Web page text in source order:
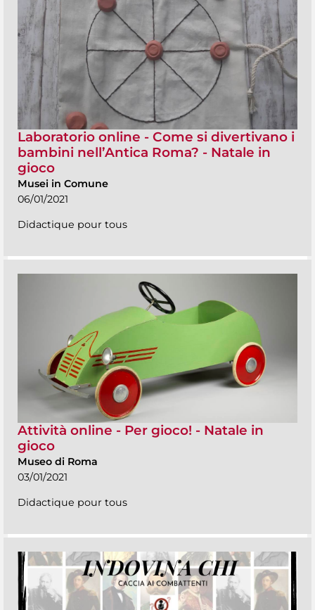
Laboratorio online - Come si divertivano i
bambini nell’Antica Roma? - Natale in
gioco
Musei in Comune
06/01/2021
Didactique pour tous
Attività online - Per gioco! - Natale in
gioco
Museo di Roma
03/01/2021
Didactique pour tous